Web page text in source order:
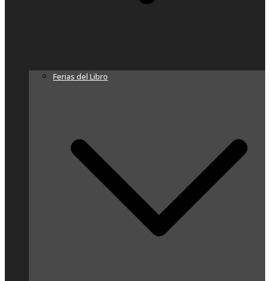
Ferias del Libro